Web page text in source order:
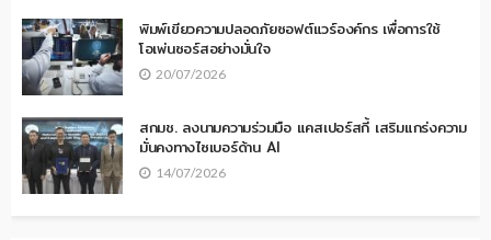
พิมพ์เขียวความปลอดภัยซอฟต์แวร์องค์กร เพื่อการใช้
โอเพ่นซอร์สอย่างมั่นใจ
20/07/2026
สกมช. ลงนามความร่วมมือ แคสเปอร์สกี้ เสริมแกร่งความ
มั่นคงทางไซเบอร์ด้าน AI
14/07/2026